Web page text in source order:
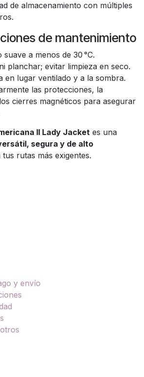
de almacenamiento con múltiples
de mantenimiento
a menos de 30 °C.
planchar; evitar limpieza en seco.
en lugar ventilado y a la sombra.
las protecciones, la
cierres magnéticos para asegurar
II Lady Jacket es una
segura y de alto
tus rutas más exigentes.
y envío